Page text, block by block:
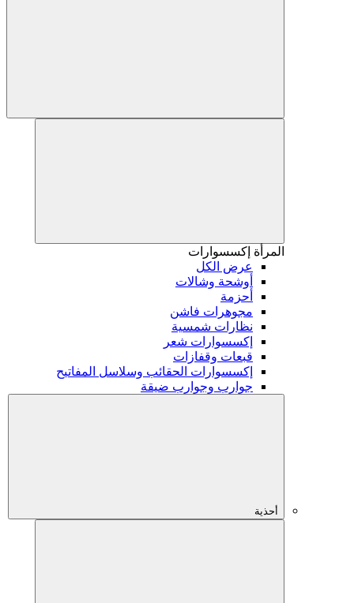
المرأة إكسسوارات
عرض الكل
أوشحة وشالات
أحزمة
مجوهرات فاشن
نظارات شمسية
إكسسوارات شعر
قبعات وقفازات
إكسسوارات الحقائب وسلاسل المفاتيح
جوارب وجوارب ضيقة
أحذية